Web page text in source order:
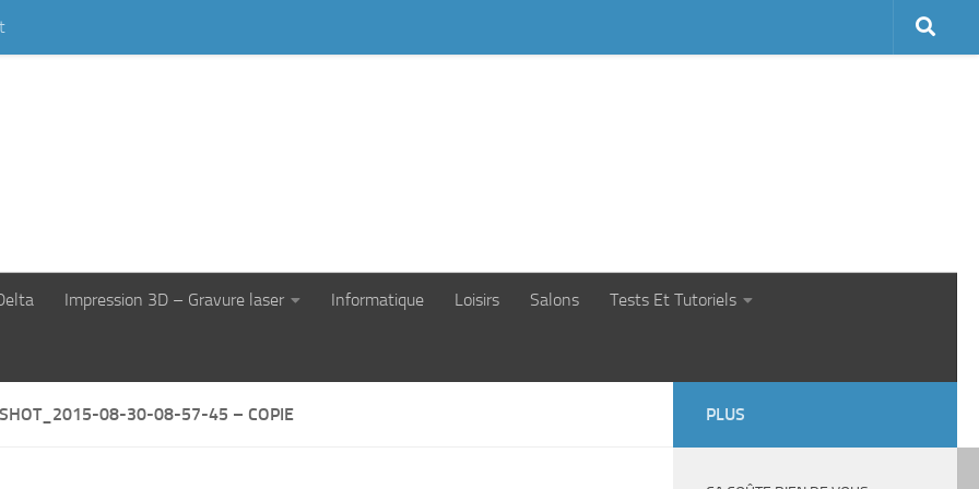
Impression 3D – Gravure laser Informatique Loisirs Salons Tests Et Tutoriels
08-30-08-57-45 – COPIE PLUS